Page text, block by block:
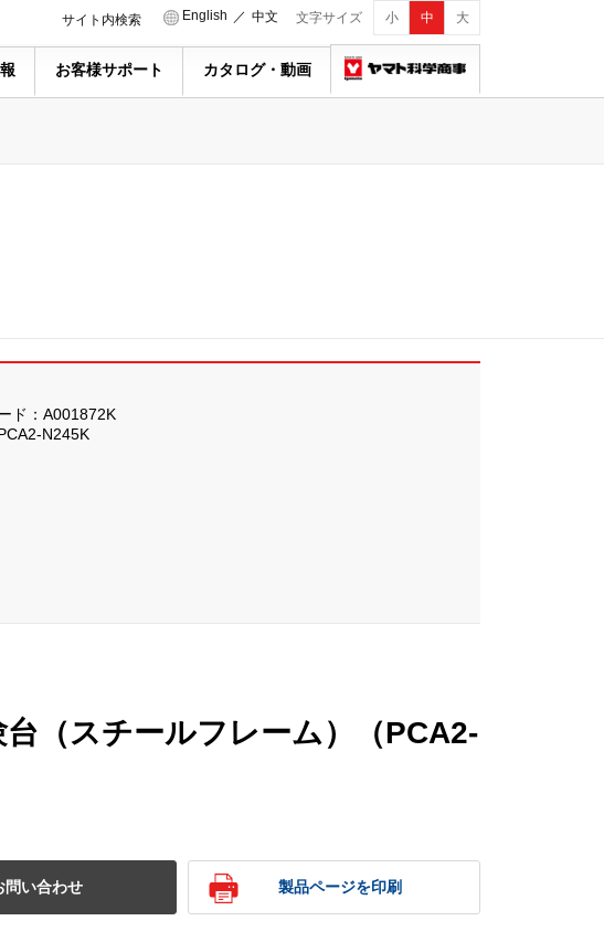
文字サイズ 小 中 大
English ／ 中文
サイト内検索
お客様サポート カタログ・動画
ド：A001872K
N245K
台（スチールフレーム）（PCA2-
問い合わせ 製品ページを印刷